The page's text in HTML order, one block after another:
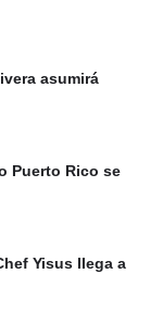
asumirá
Puerto Rico se
Yisus llega a